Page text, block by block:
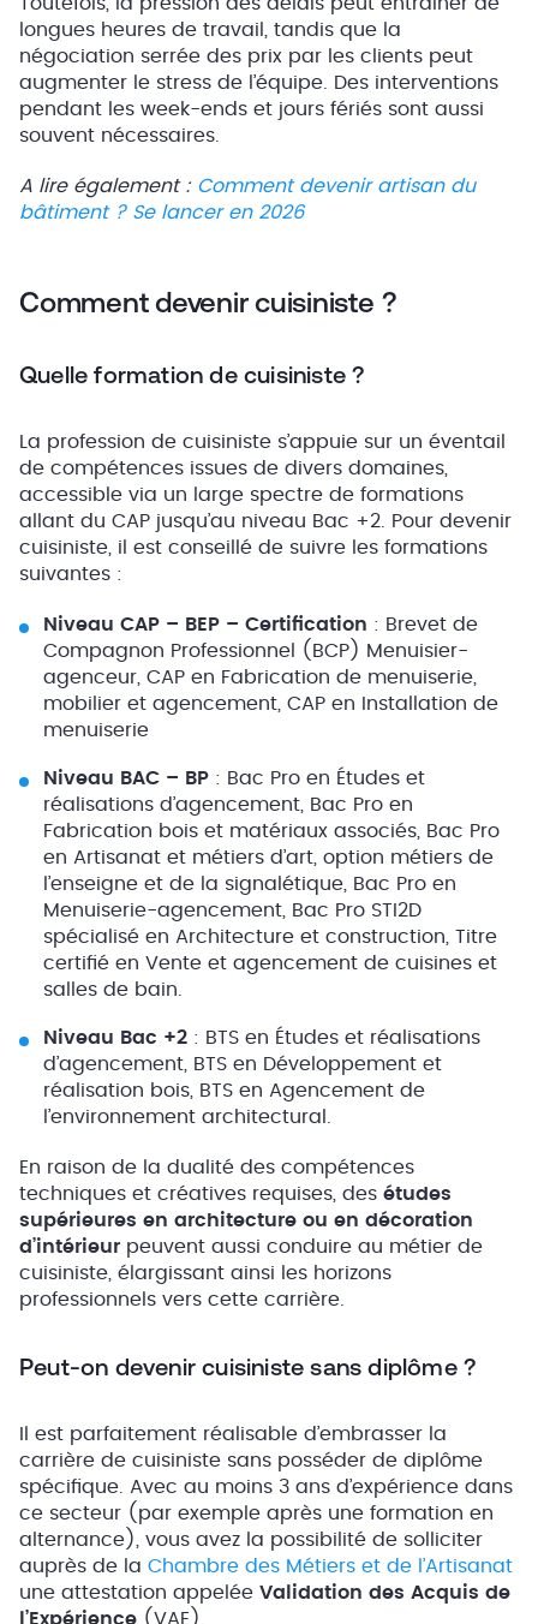
longues heures de travail, tandis que la
négociation serrée des prix par les clients peut
augmenter le stress de l’équipe. Des interventions
pendant les week-ends et jours fériés sont aussi
souvent nécessaires.
A lire également : Comment devenir artisan du
bâtiment ? Se lancer en 2026
Comment devenir cuisiniste ?
Quelle formation de cuisiniste ?
La profession de cuisiniste s’appuie sur un éventail
de compétences issues de divers domaines,
accessible via un large spectre de formations
allant du CAP jusqu’au niveau Bac +2. Pour devenir
cuisiniste, il est conseillé de suivre les formations
suivantes :
Niveau CAP – BEP – Certification : Brevet de
Compagnon Professionnel (BCP) Menuisier-
agenceur, CAP en Fabrication de menuiserie,
mobilier et agencement, CAP en Installation de
menuiserie
Niveau BAC – BP : Bac Pro en Études et
réalisations d’agencement, Bac Pro en
Fabrication bois et matériaux associés, Bac Pro
en Artisanat et métiers d’art, option métiers de
l’enseigne et de la signalétique, Bac Pro en
Menuiserie-agencement, Bac Pro STI2D
spécialisé en Architecture et construction, Titre
certifié en Vente et agencement de cuisines et
salles de bain.
Niveau Bac +2 : BTS en Études et réalisations
d’agencement, BTS en Développement et
réalisation bois, BTS en Agencement de
l’environnement architectural.
En raison de la dualité des compétences
techniques et créatives requises, des études
supérieures en architecture ou en décoration
d’intérieur peuvent aussi conduire au métier de
cuisiniste, élargissant ainsi les horizons
professionnels vers cette carrière.
Peut-on devenir cuisiniste sans diplôme ?
Il est parfaitement réalisable d’embrasser la
carrière de cuisiniste sans posséder de diplôme
spécifique. Avec au moins 3 ans d’expérience dans
ce secteur (par exemple après une formation en
alternance), vous avez la possibilité de solliciter
auprès de la Chambre des Métiers et de l’Artisanat
une attestation appelée Validation des Acquis de
l’Expérience (VAE).